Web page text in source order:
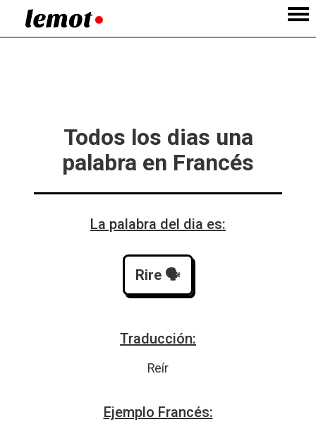
Todos los dias una
palabra en Francés
La palabra del dia es:
Rire 🗣️
Traducción:
Reír
Ejemplo Francés: